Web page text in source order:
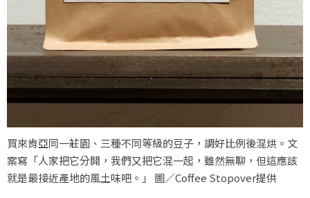
買來肯亞同一莊園、三種不同等級的豆子，調好比例後混烘。文
案寫「人家把它分開，我們又把它混一起，雖然無聊，但這應該
就是最接近產地的風土味吧。」 圖／Coffee Stopover提供